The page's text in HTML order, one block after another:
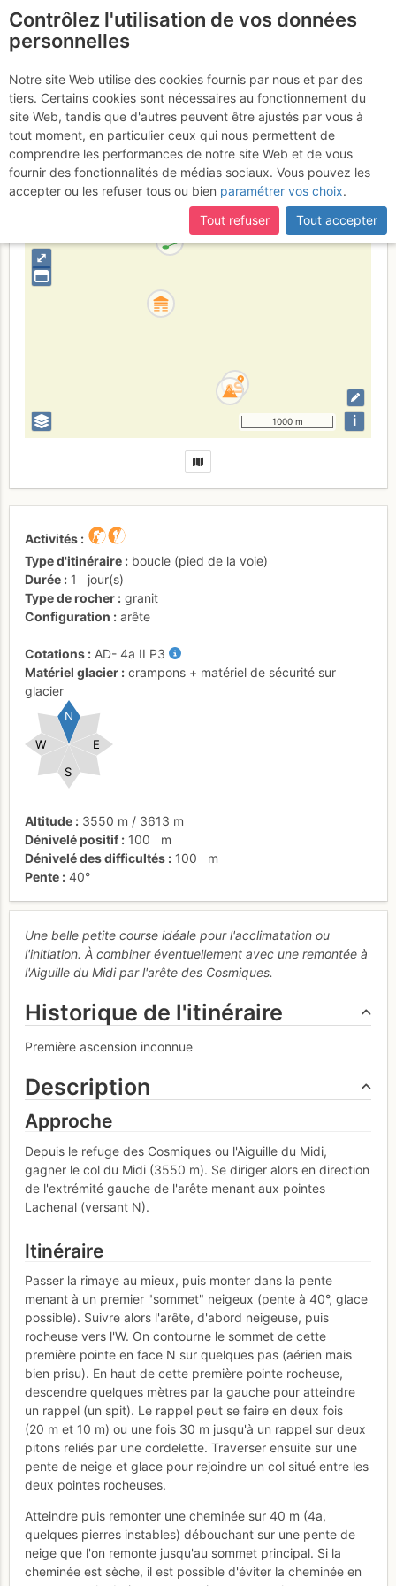
Pointe Lachenal :
Traversée
France Haute-Savoie Mont-Blanc
⤢
1000 m i
Activités
Type d'itinéraire
boucle (pied de la voie)
Durée
1
jour(s)
Type de rocher
granit
Configuration
arête
Cotations AD- 4a II P3
Matériel glacier
crampons + matériel de sécurité sur
glacier
E
W
S
N
Altitude 3550 m / 3613 m
Dénivelé positif
100
m
Dénivelé des difficultés
100
m
Pente
40°
Une belle petite course idéale pour l'acclimatation ou
l'initiation. À combiner éventuellement avec une remontée à
l'Aiguille du Midi par l'arête des Cosmiques.
Historique de l'itinéraire
Première ascension inconnue
Description
Approche
Depuis le refuge des Cosmiques ou l'Aiguille du Midi,
gagner le col du Midi (3550 m). Se diriger alors en direction
de l'extrémité gauche de l'arête menant aux pointes
Lachenal (versant N).
Itinéraire
Passer la rimaye au mieux, puis monter dans la pente
menant à un premier "sommet" neigeux (pente à 40°, glace
possible). Suivre alors l'arête, d'abord neigeuse, puis
rocheuse vers l'W. On contourne le sommet de cette
première pointe en face N sur quelques pas (aérien mais
bien prisu). En haut de cette première pointe rocheuse,
descendre quelques mètres par la gauche pour atteindre
un rappel (un spit). Le rappel peut se faire en deux fois
(20 m et 10 m) ou une fois 30 m jusqu'à un rappel sur deux
pitons reliés par une cordelette. Traverser ensuite sur une
pente de neige et glace pour rejoindre un col situé entre les
deux pointes rocheuses.
Atteindre puis remonter une cheminée sur 40 m (4a,
quelques pierres instables) débouchant sur une pente de
neige que l'on remonte jusqu'au sommet principal. Si la
cheminée est sèche, il est possible d'éviter la cheminée en
Contrôlez l'utilisation de vos données
personnelles
Notre site Web utilise des cookies fournis par nous et par des
tiers. Certains cookies sont nécessaires au fonctionnement du
site Web, tandis que d'autres peuvent être ajustés par vous à
tout moment, en particulier ceux qui nous permettent de
comprendre les performances de notre site Web et de vous
fournir des fonctionnalités de médias sociaux. Vous pouvez les
accepter ou les refuser tous ou bien paramétrer vos choix.
Tout refuser
Tout accepter